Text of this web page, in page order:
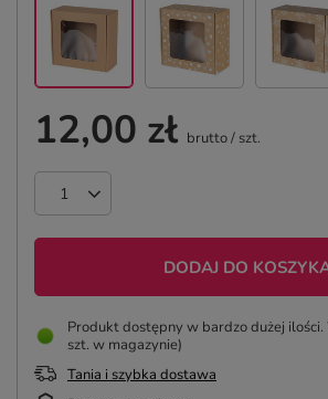
12,00 zł brutto/ szt.
DODAJ DO
Produkt dostępny w bardzo dużej ilości
szt. w magazynie)
Tania i szybka dostawa